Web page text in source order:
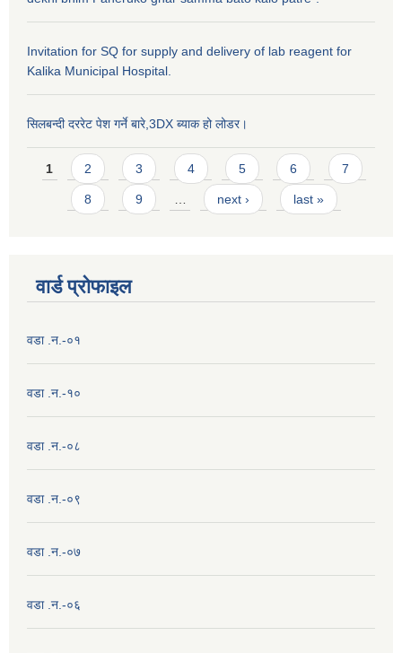
Invitation for SQ for supply and delivery of lab reagent for
Kalika Municipal Hospital.
सिलबन्दी दररेट पेश गर्ने बारे,3DX ब्याक हो लोडर।
Pages
1 2 3 4 5 6 7
8 9 next › last »
वार्ड प्राेफाइल
वडा .न.-०१
वडा .न.-१०
वडा .न.-०८
वडा .न.-०९
वडा .न.-०७
वडा .न.-०६